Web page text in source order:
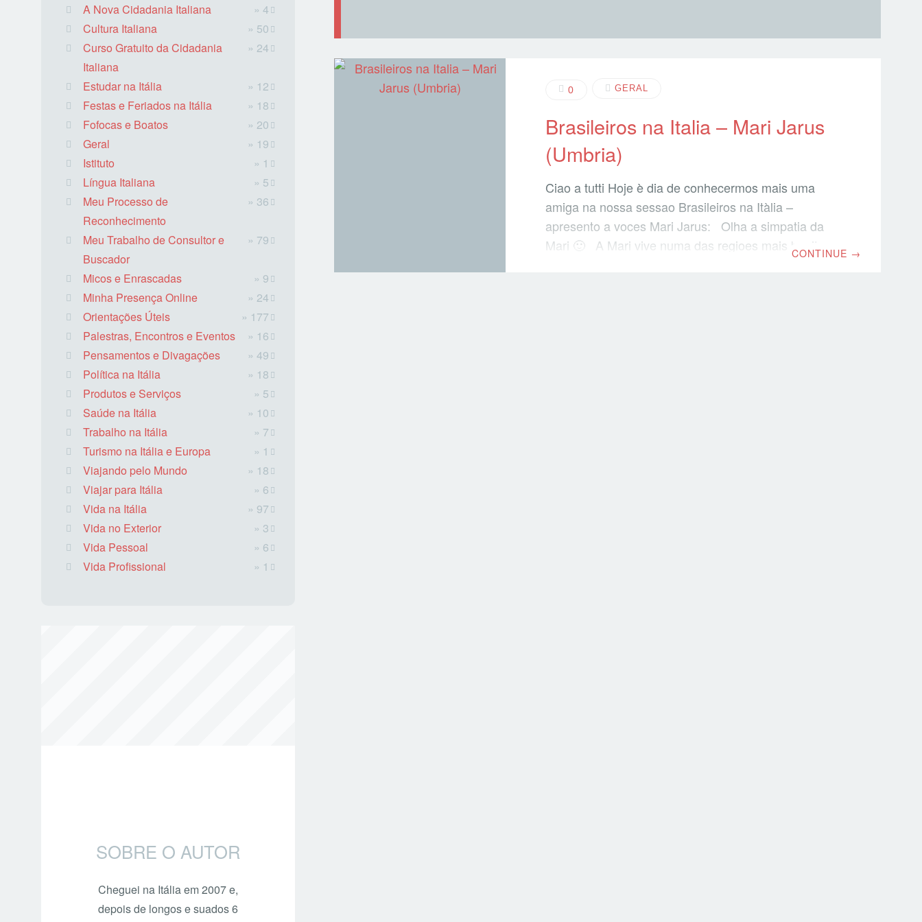
0 GERAL
Brasileiros na Italia – Mari Jarus
(Umbria)
Ciao a tutti Hoje è dia de conhecermos mais uma
amiga na nossa sessao Brasileiros na Itàlia –
apresento a voces Mari Jarus: Olha a simpatia da
Mari 🙂 A Mari vive numa das regioes mais bonitas
CONTINUE →
A Nova Cidadania Italiana
» 4
Cultura Italiana
» 50
Curso Gratuito da Cidadania
Italiana
» 24
Estudar na Itália
» 12
Festas e Feriados na Itália
» 18
Fofocas e Boatos
» 20
Geral
» 19
Istituto
» 1
Língua Italiana
» 5
Meu Processo de
Reconhecimento
» 36
Meu Trabalho de Consultor e
Buscador
» 79
Micos e Enrascadas
» 9
Minha Presença Online
» 24
Orientações Úteis
» 177
Palestras, Encontros e Eventos
» 16
Pensamentos e Divagações
» 49
Política na Itália
» 18
Produtos e Serviços
» 5
Saúde na Itália
» 10
Trabalho na Itália
» 7
Turismo na Itália e Europa
» 1
Viajando pelo Mundo
» 18
Viajar para Itália
» 6
Vida na Itália
» 97
Vida no Exterior
» 3
Vida Pessoal
» 6
Vida Profissional
» 1
SOBRE O AUTOR
Cheguei na Itália em 2007 e,
depois de longos e suados 6